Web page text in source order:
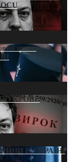
шлях
III
КРОВІ:
В УКРАЇНІ